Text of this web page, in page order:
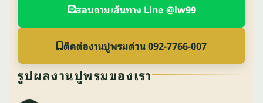
สอบถามเส้นทาง Line @lw99
ติดต่องานปูพรมด่วน 092-7766-007
รูปผลงานปูพรมของเรา